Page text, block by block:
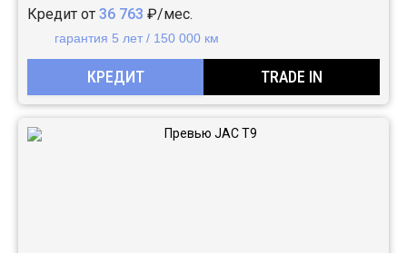
Кредит от 36 763 ₽/мес.
гарантия 5 лет / 150 000 км
КРЕДИТ TRADE IN